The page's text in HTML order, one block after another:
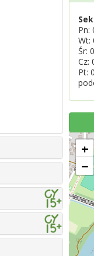
Pn:
Wt:
Śr:
Cz:
Pt:
+
−